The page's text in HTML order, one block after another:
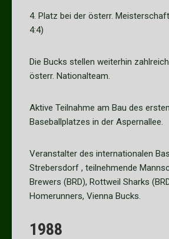
4. Platz bei der österr.
4:4)
Die Bucks stellen weiterhin
österr. Nationalteam.
Aktive Teilnahme am Bau des
Baseballplatzes in der Aspernallee.
Veranstalter des internationalen
Strebersdorf , teilnehmende
Brewers (BRD), Rottweil Sharks
Homerunners, Vienna Bucks.
1988